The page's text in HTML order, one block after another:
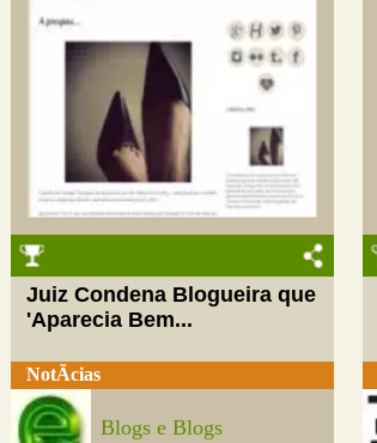
Juiz Condena Blogueira que
'Aparecia Bem...
NotÃ­cias
Blogs e Blogs